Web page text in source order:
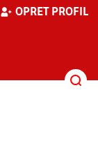
OPRET PROFIL